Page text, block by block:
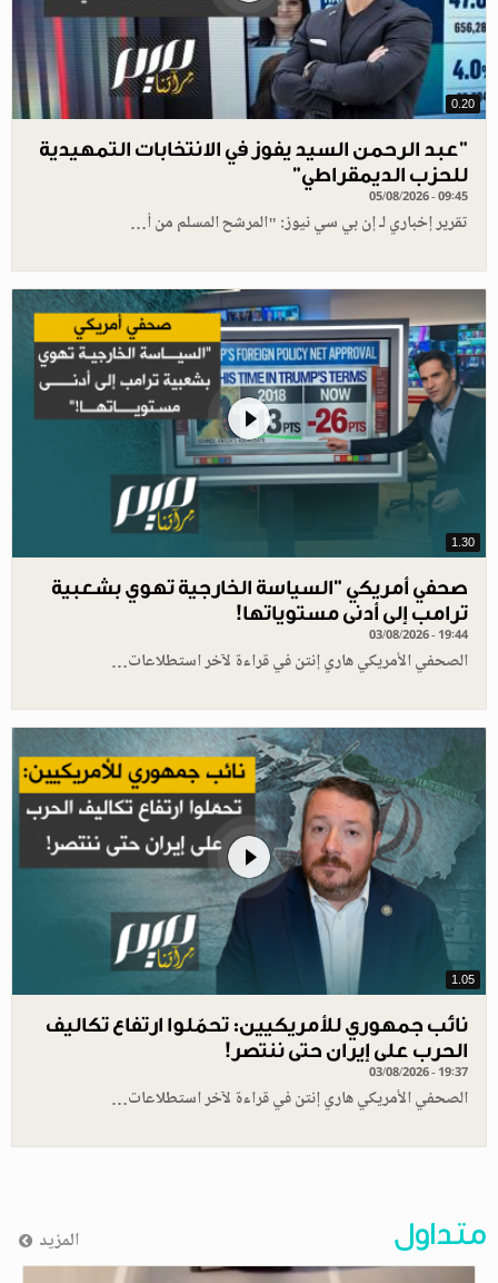
0.20
"عبد الرحمن السيد يفوز في الانتخابات التمهيدية
للحزب الديمقراطي"
05/08/2026 - 09:45
تقرير إخباري لـ إن بي سي نيوز: "المرشح المسلم من أ…
1.30
صحفي أمريكي "السياسة الخارجية تهوي بشعبية
ترامب إلى أدنى مستوياتها!
03/08/2026 - 19:44
الصحفي الأمريكي هاري إنتن في قراءة لآخر استطلاعات…
1.05
نائب جمهوري للأمريكيين: تحمّلوا ارتفاع تكاليف
الحرب على إيران حتى ننتصر!
03/08/2026 - 19:37
الصحفي الأمريكي هاري إنتن في قراءة لآخر استطلاعات…
متداول المزيد